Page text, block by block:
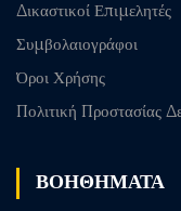
Δικαστικοί Επιμελητές
Συμβολαιογράφοι
Όροι Χρήσης
Πολιτική Προστασίας
ΒΟΗΘΗΜΑΤΑ